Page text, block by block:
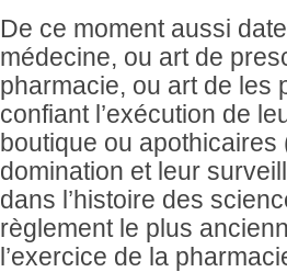
De ce moment aussi
médecine, ou art de
pharmacie, ou art de les
confiant l’exécution de
boutique ou apothicaires
domination et leur
dans l’histoire des
règlement le plus
l’exercice de la